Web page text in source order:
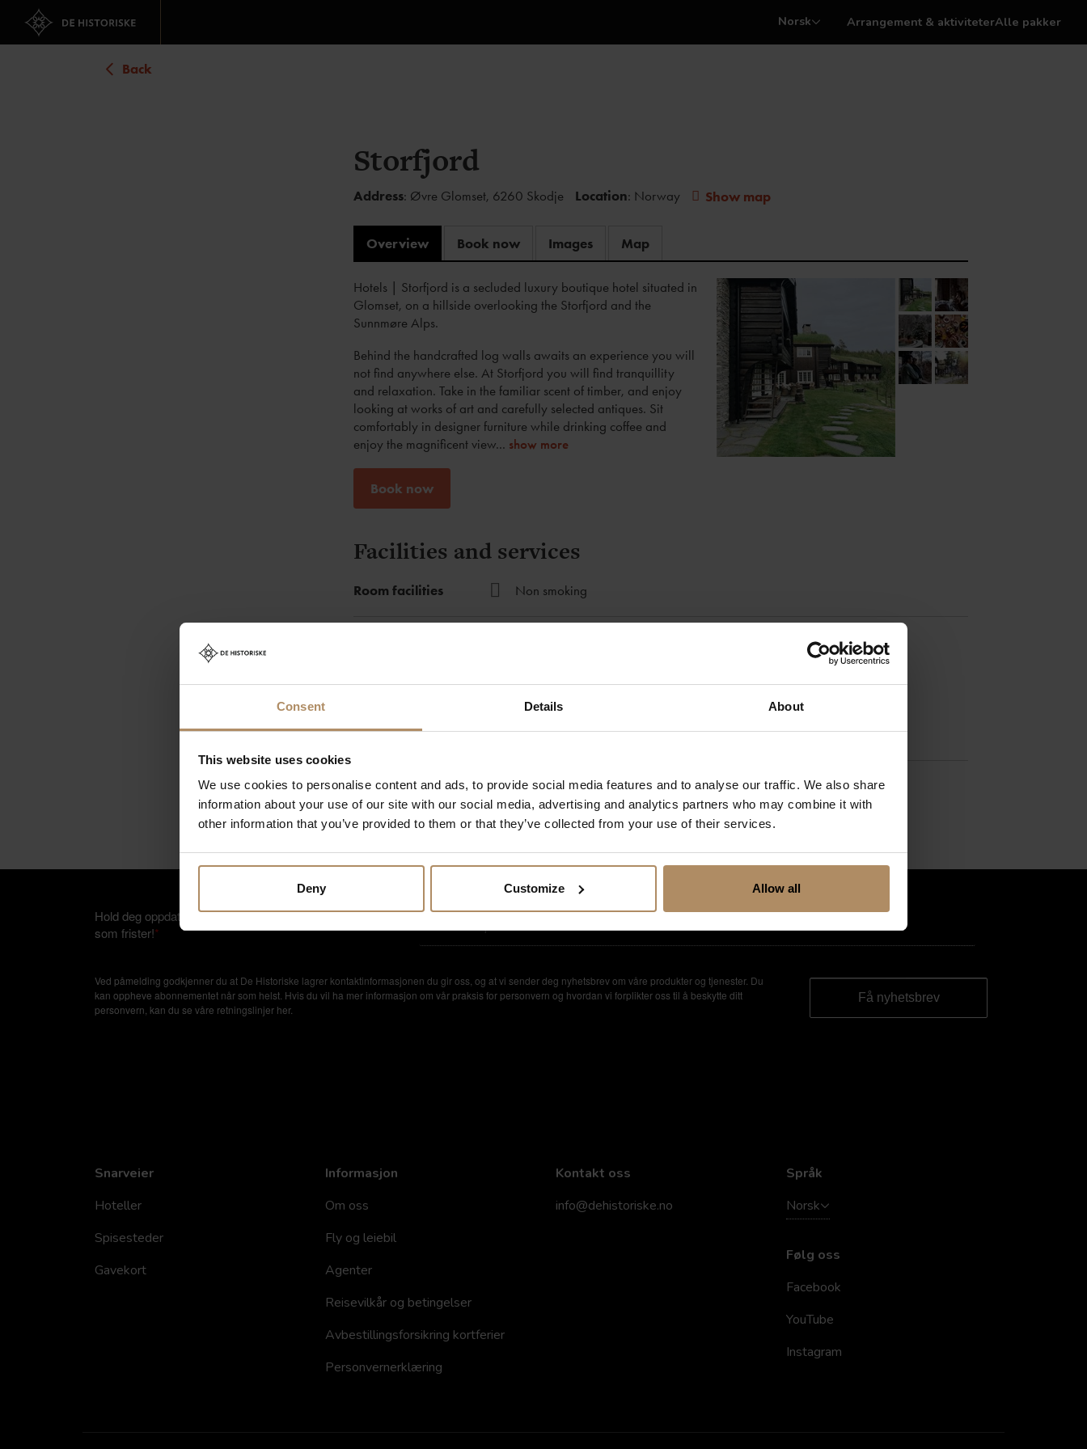
Consent Details About
This website uses cookies
We use cookies to personalise content and ads, to provide social media features and to analyse our traffic. We also share
information about your use of our site with our social media, advertising and analytics partners who may combine it with
other information that you’ve provided to them or that they’ve collected from your use of their services.
Deny Customize Allow all
Norsk Arrangement & aktiviteterAlle pakker
Back
Storfjord
Address: Øvre Glomset, 6260 Skodje Location: Norway Show map
Overview Book now Images Map
Hotels | Storfjord is a secluded luxury boutique hotel situated in
Glomset, on a hillside overlooking the Storfjord and the
Sunnmøre Alps.
Behind the handcrafted log walls awaits an experience you will
not find anywhere else. At Storfjord you will find tranquillity
and relaxation. Take in the familiar scent of timber, and enjoy
looking at works of art and carefully selected antiques. Sit
comfortably in designer furniture while drinking coffee and
enjoy the magnificent view... show more
Book now
Facilities and services
Room facilities Non smoking
Policies
Check in (earliest) 16:00
Check out (latest) 12:00
Hold deg oppdatert på nyheter, og få spennende reisetilbud
som frister!*
Ved påmelding godkjenner du at De Historiske lagrer kontaktinformasjonen du gir oss, og at vi sender deg nyhetsbrev om våre produkter og tjenester. Du
kan oppheve abonnementet når som helst. Hvis du vil ha mer informasjon om vår praksis for personvern og hvordan vi forplikter oss til å beskytte ditt
personvern, kan du se våre retningslinjer her.
Snarveier
Hoteller
Spisesteder
Gavekort
Informasjon
Om oss
Fly og leiebil
Agenter
Reisevilkår og betingelser
Avbestillingsforsikring kortferier
Personvernerklæring
Kontakt oss
info@dehistoriske.no
Språk
Norsk
Følg oss
Facebook
YouTube
Instagram